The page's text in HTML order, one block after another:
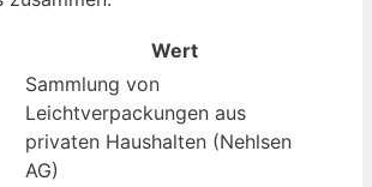
Wert
Sammlung von
Leichtverpackungen aus
privaten Haushalten (Nehlsen
AG)